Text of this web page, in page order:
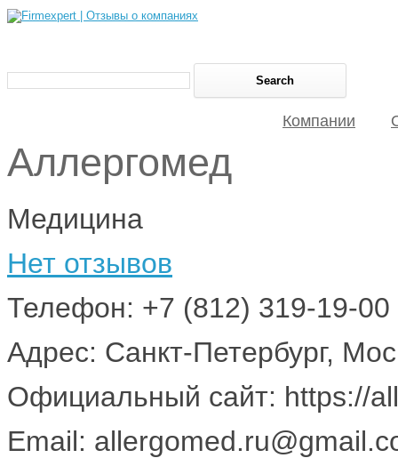
Компании
Аллергомед
Медицина
Нет отзывов
Телефон: +7 (812) 319-19-00
Адрес: Санкт-Петербург,
Официальный сайт: https://
Email: